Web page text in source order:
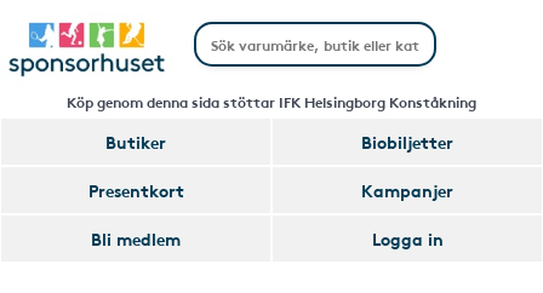
Köp genom denna sida stöttar IFK Helsingborg Konståkning
Butiker
Biobiljetter
Presentkort
Kampanjer
Bli medlem
Logga in